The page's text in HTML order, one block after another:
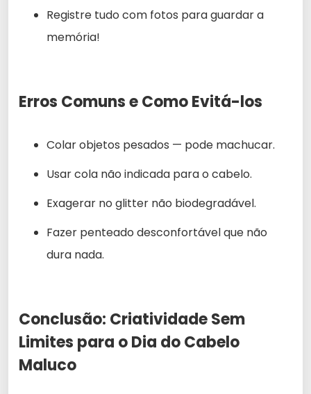
Registre tudo com fotos para guardar a
memória!
Erros Comuns e Como Evitá-los
Colar objetos pesados — pode machucar.
Usar cola não indicada para o cabelo.
Exagerar no glitter não biodegradável.
Fazer penteado desconfortável que não
dura nada.
Conclusão: Criatividade Sem
Limites para o Dia do Cabelo
Maluco